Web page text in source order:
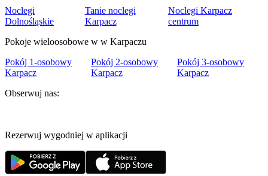
Noclegi
Dolnośląskie
Tanie noclegi
Karpacz
Noclegi Karpacz
centrum
Pokoje wieloosobowe w w Karpaczu
Pokój 1-osobowy
Karpacz
Pokój 2-osobowy
Karpacz
Pokój 3-osobowy
Karpacz
Obserwuj nas:
Rezerwuj wygodniej w aplikacji